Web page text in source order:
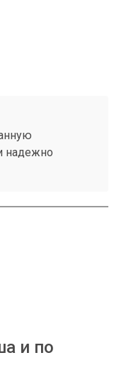
надежно
и по